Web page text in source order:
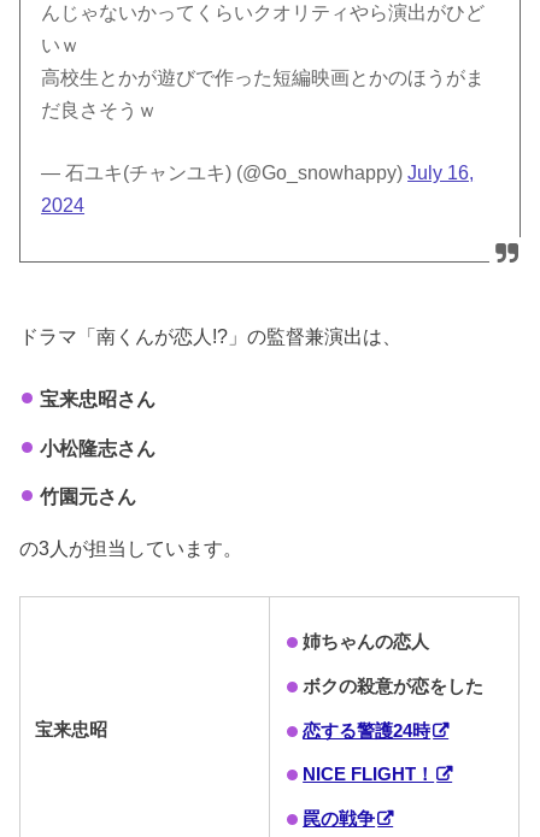
んじゃないかってくらいクオリティやら演出がひど
いｗ
高校生とかが遊びで作った短編映画とかのほうがま
だ良さそうｗ
— 石ユキ(チャンユキ) (@Go_snowhappy)July 16,
2024
ドラマ「南くんが恋人!?」の監督兼演出は、
宝来忠昭さん
小松隆志さん
竹園元さん
の3人が担当しています。
宝来忠昭
姉ちゃんの恋人
ボクの殺意が恋をした
恋する警護24時
NICE FLIGHT！
罠の戦争